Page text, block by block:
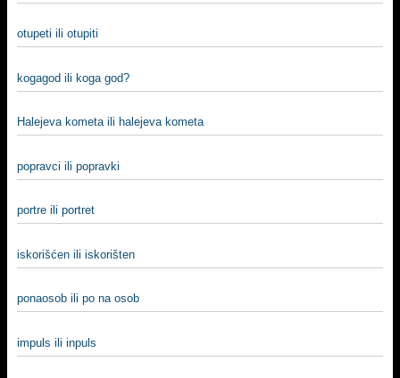
otupeti ili otupiti
kogagod ili koga god?
Halejeva kometa ili halejeva kometa
popravci ili popravki
portre ili portret
iskorišćen ili iskorišten
ponaosob ili po na osob
impuls ili inpuls